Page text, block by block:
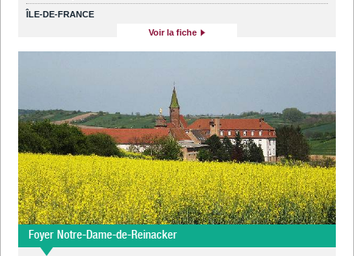
ÎLE-DE-FRANCE
Voir la fiche
Foyer Notre-Dame-de-Reinacker